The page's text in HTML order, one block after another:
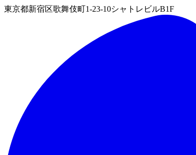
東京都新宿区歌舞伎町1-23-10シャトレビルB1F